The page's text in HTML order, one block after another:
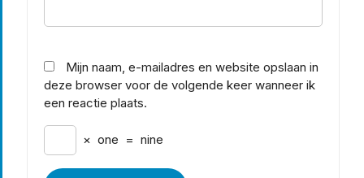
Mijn naam, e-mailadres en website opslaan in
deze browser voor de volgende keer wanneer ik
een reactie plaats.
× one = nine